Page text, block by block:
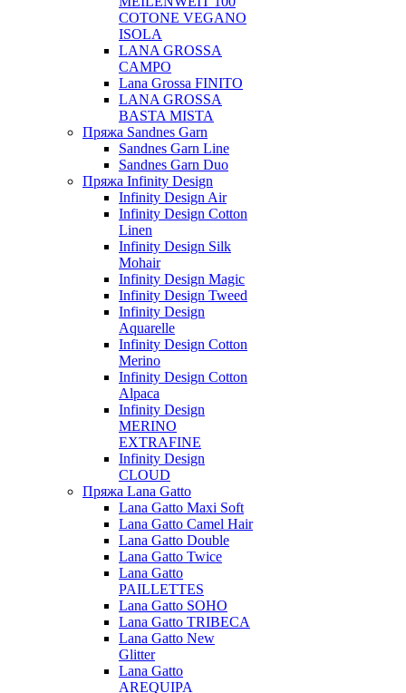
COTONE VEGANO
ISOLA
LANA GROSSA
CAMPO
Lana Grossa FINITO
LANA GROSSA
BASTA MISTA
Пряжа Sandnes Garn
Sandnes Garn Line
Sandnes Garn Duo
Пряжа Infinity Design
Infinity Design Air
Infinity Design Cotton
Linen
Infinity Design Silk
Mohair
Infinity Design Magic
Infinity Design Tweed
Infinity Design
Aquarelle
Infinity Design Cotton
Merino
Infinity Design Cotton
Alpaca
Infinity Design
MERINO
EXTRAFINE
Infinity Design
CLOUD
Пряжа Lana Gatto
Lana Gatto Maxi Soft
Lana Gatto Camel Hair
Lana Gatto Double
Lana Gatto Twice
Lana Gatto
PAILLETTES
Lana Gatto SOHO
Lana Gatto TRIBECA
Lana Gatto New
Glitter
Lana Gatto
AREQUIPA